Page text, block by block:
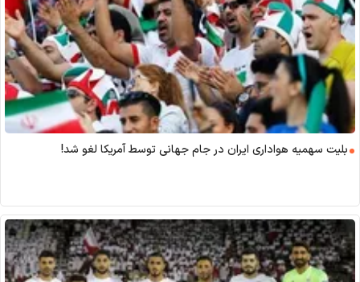
بلیت سهمیه هواداری ایران در جام جهانی توسط آمریکا لغو شد!